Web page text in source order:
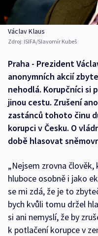
Václav Klaus
Zdroj: ISIFA/Slavomír Kubeš
Praha - Prezident
anonymních akcií
nehodlá. Korupčníci si
jinou cestu. Zrušení
zastánců tohoto činu
korupci v Česku. O
době hlasovat
„Nejsem zrovna
hluboce osobně i jako
se mi zdá, že je to
bych kvůli tomu držel
si ani nemyslí, že by
k potlačení korupce v